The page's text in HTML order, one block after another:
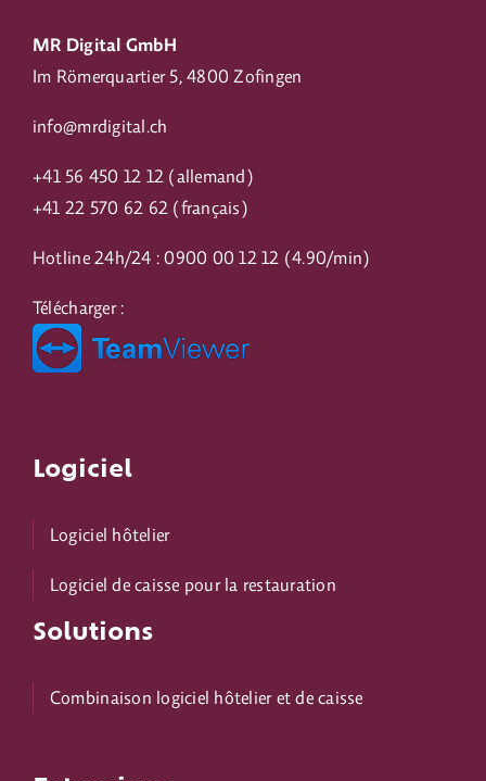
MR Digital GmbH
Im Römerquartier 5, 4800 Zofingen
info@mrdigital.ch
+41 56 450 12 12 (allemand)
+41 22 570 62 62 (français)
Hotline 24h/24 :0900 00 12 12 (4.90/min)
Télécharger :
Logiciel
Logiciel hôtelier
Logiciel de caisse pour la restauration
Solutions
Combinaison logiciel hôtelier et de caisse